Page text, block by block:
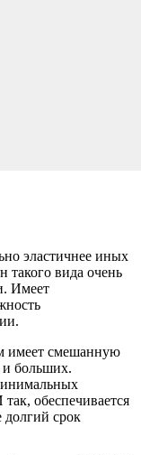
эластичнее иных
такого вида очень
Имеет
имеет смешанную
и больших.
обеспечивается
долгий срок